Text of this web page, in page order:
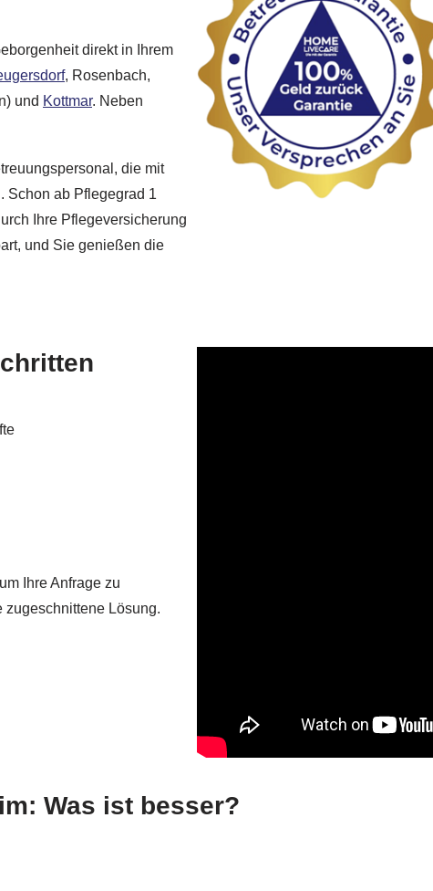
direkt in Ihrem
, Rosenbach,
und Kottmar. Neben
die mit
Schon ab Pflegegrad 1
Ihre Pflegeversicherung
und Sie genießen die
Ihre Anfrage zu
zugeschnittene Lösung.
Was ist besser?